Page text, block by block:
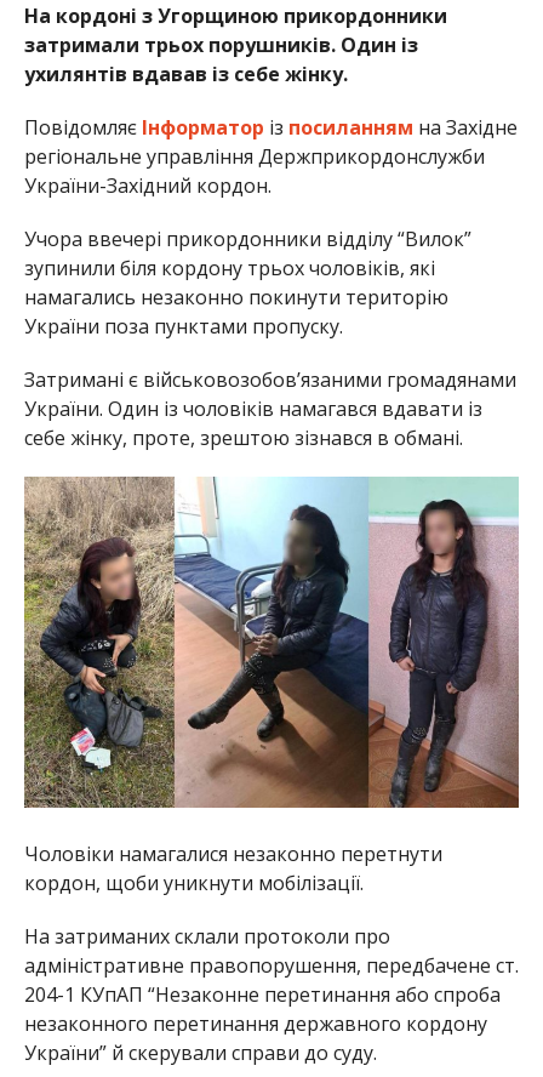
На кордоні з Угорщиною прикордонники
затримали трьох порушників. Один із
ухилянтів вдавав із себе жінку.
Повідомляє Інформатор із посиланням на Західне
регіональне управління Держприкордонслужби
України-Західний кордон.
Учора ввечері прикордонники відділу “Вилок”
зупинили біля кордону трьох чоловіків, які
намагались незаконно покинути територію
України поза пунктами пропуску.
Затримані є військовозобов’язаними громадянами
України. Один із чоловіків намагався вдавати із
себе жінку, проте, зрештою зізнався в обмані.
Чоловіки намагалися незаконно перетнути
кордон, щоби уникнути мобілізації.
На затриманих склали протоколи про
адміністративне правопорушення, передбачене ст.
204-1 КУпАП “Незаконне перетинання або спроба
незаконного перетинання державного кордону
України” й скерували справи до суду.